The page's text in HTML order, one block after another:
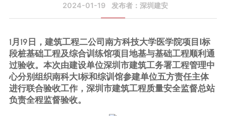
2024-01-19 发布者：深圳建安
1月19日，建筑工程二公司南方科技大学医学院项目Ⅰ标
段桩基础工程及综合训练馆项目地基与基础工程顺利通
过验收。本次由建设单位深圳市建筑工务署工程管理中
心分别组织南科大Ⅰ标和综训馆参建单位五方责任主体
进行联合验收工作，深圳市建筑工程质量安全监督总站
负责全程监督验收。